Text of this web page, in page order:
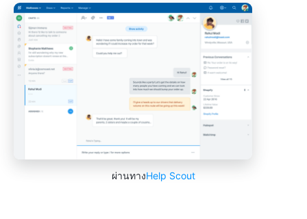
ผ่านทางHelp Scout